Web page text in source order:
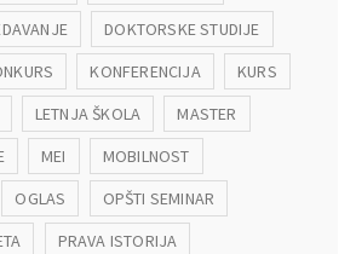
DOKTORSKE STUDIJE
KONFERENCIJA
KURS
LETNJA ŠKOLA
MASTER
MEI
MOBILNOST
OGLAS
OPŠTI SEMINAR
PRAVA ISTORIJA